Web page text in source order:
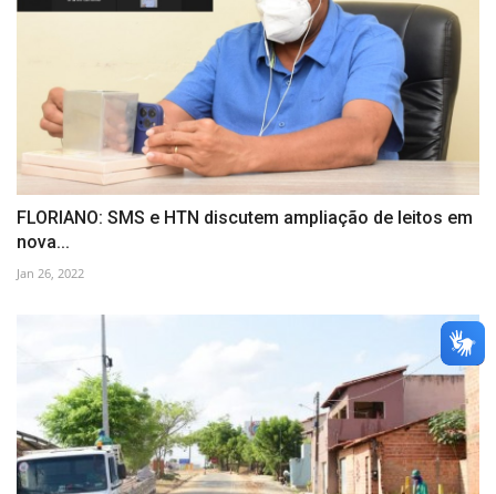
FLORIANO: SMS e HTN discutem ampliação de leitos em
nova...
Jan 26, 2022